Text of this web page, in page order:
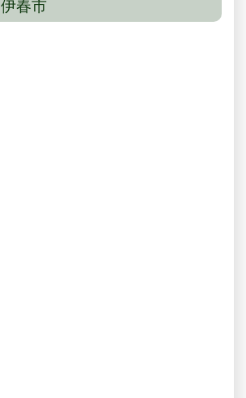
伊春市